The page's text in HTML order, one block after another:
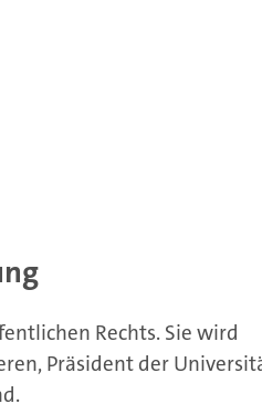
Rechts. Sie wird
Präsident der